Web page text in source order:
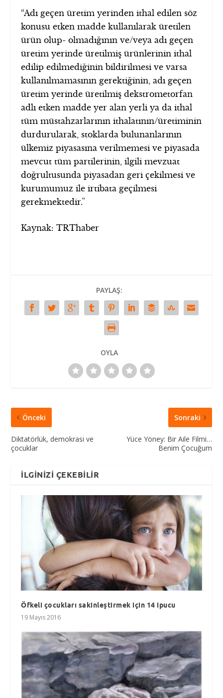
“Adı geçen üretim yerinden ithal edilen söz
konusu etken madde kullanılarak üretilen
ürün olup- olmadığının ve/veya adı geçen
üretim yerinde üretilmiş ürünlerinin ithal
edilip edilmediğinin bildirilmesi ve varsa
kullanılmamasının gerektiğinin, adı geçen
üretim yerinde üretilmiş dekstrometorfan
adlı etken madde yer alan yerli ya da ithal
tüm müstahzarlarının ithalatının/üretiminin
durdurularak, stoklarda bulunanlarının
ülkemiz piyasasına verilmemesi ve piyasada
mevcut tüm partilerinin, ilgili mevzuat
doğrultusunda piyasadan geri çekilmesi ve
kurumumuz ile irtibata geçilmesi
gerekmektedir.”
Kaynak: TRThaber
PAYLAŞ:
OYLA
Önceki
Diktatörlük, demokrasi ve
çocuklar
Sonraki
Yüce Yöney: Bir Aile Filmi…
Benim Çocuğum
İLGINIZI ÇEKEBILIR
Öfkeli çocukları sakinleştirmek için 14 ipucu
19 Mayıs 2016